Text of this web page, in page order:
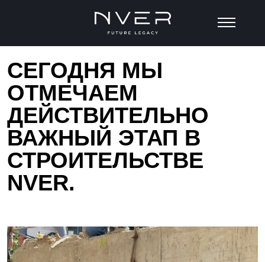
СЕГОДНЯ МЫ
ОТМЕЧАЕМ
ДЕЙСТВИТЕЛЬНО
ВАЖНЫЙ ЭТАП В
СТРОИТЕЛЬСТВЕ
NVER.